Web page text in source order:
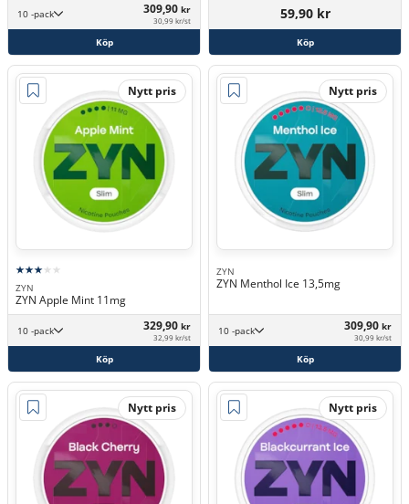
10 -pack 309,90 kr
30,99 kr/st
Köp
59,90 kr
Köp
Nytt pris
ZYN
ZYN Apple Mint 11mg
10 -pack 329,90 kr
32,99 kr/st
Köp
Nytt pris
ZYN
ZYN Menthol Ice 13,5mg
10 -pack 309,90 kr
30,99 kr/st
Köp
Nytt pris Nytt pris